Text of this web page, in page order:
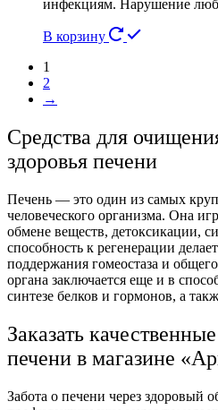
инфекциям. Нарушение
В корзину
1
2
→
Средства для
здоровья печени
Печень — это один из самых
человеческого организма. Она
обмене веществ, детоксикации,
способность к регенерации
поддержания гомеостаза и
органа заключается еще и в
синтезе белков и гормонов, а
Заказать
печени в магазине
Забота о печени через здоровый